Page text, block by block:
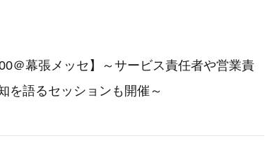
＠幕張メッセ】～サービス責任者や営業責
を語るセッションも開催～